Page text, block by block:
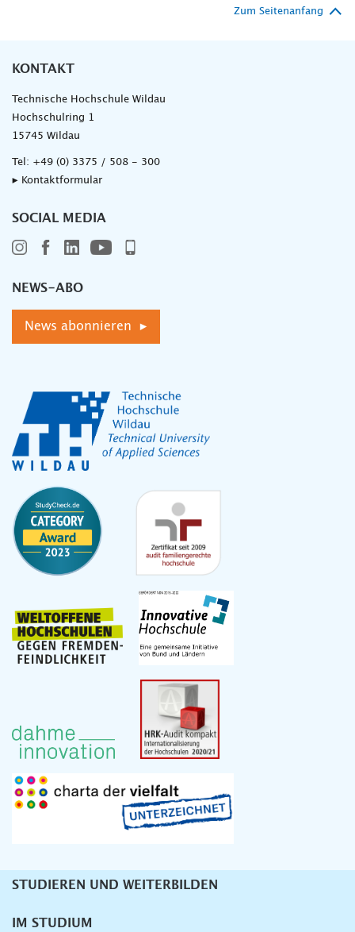
Zum Seitenanfang
KONTAKT
Technische Hochschule Wildau
Hochschulring 1
15745 Wildau
Tel: +49 (0) 3375 / 508 - 300
▸ Kontaktformular
SOCIAL MEDIA
NEWS-ABO
News abonnieren ▸
Unternavigation
STUDIEREN UND WEITERBILDEN
IM STUDIUM